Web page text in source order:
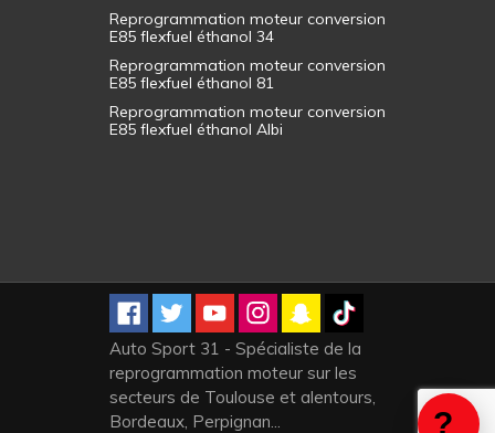
Reprogrammation moteur conversion
E85 flexfuel éthanol 34
Reprogrammation moteur conversion
E85 flexfuel éthanol 81
Reprogrammation moteur conversion
E85 flexfuel éthanol Albi
Auto Sport 31 - Spécialiste de la
reprogrammation moteur sur les
secteurs de Toulouse et alentours,
Bordeaux, Perpignan...